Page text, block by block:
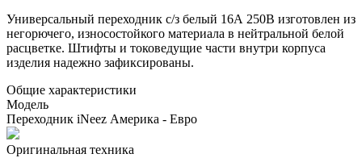
Универсальный переходник с/з белый 16А 250В изготовлен из
негорючего, износостойкого материала в нейтральной белой
расцветке. Штифты и токоведущие части внутри корпуса
изделия надежно зафиксированы.
Общие характеристики
Модель
Переходник iNeez Америка - Евро
Оригинальная техника